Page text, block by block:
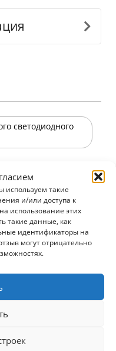
используем такие
и/или доступа к
использование этих
такие данные, как
идентификаторы на
могут отрицательно
светодиодного
и
новости